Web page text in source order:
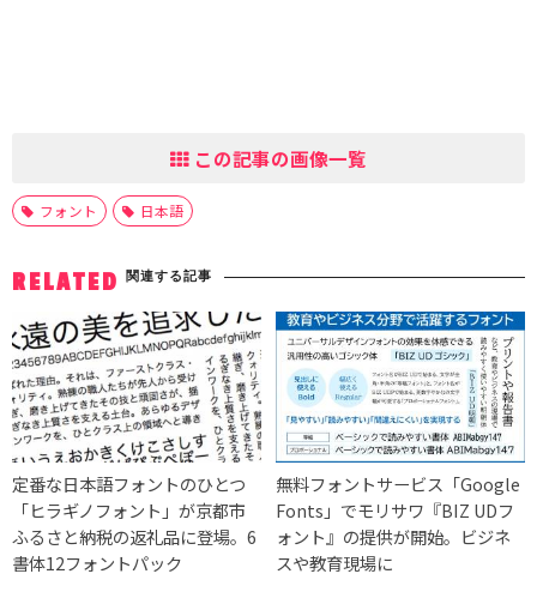
この記事の画像一覧
フォント 日本語
RELATED 関連する記事
定番な日本語フォントのひとつ
「ヒラギノフォント」が京都市
ふるさと納税の返礼品に登場。6
書体12フォントパック
無料フォントサービス「Google
Fonts」でモリサワ『BIZ UDフ
ォント』の提供が開始。ビジネ
スや教育現場に